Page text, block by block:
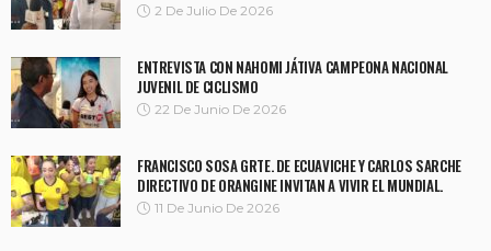
2 De Julio De 2026
ENTREVISTA CON NAHOMI JÁTIVA CAMPEONA NACIONAL
JUVENIL DE CICLISMO
22 De Junio De 2026
FRANCISCO SOSA GRTE. DE ECUAVICHE Y CARLOS SARCHE
DIRECTIVO DE ORANGINE INVITAN A VIVIR EL MUNDIAL.
11 De Junio De 2026